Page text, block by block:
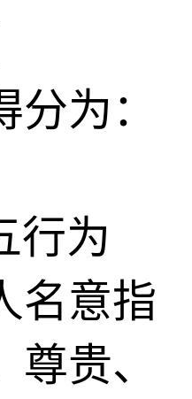
为：
行为
名意指
贵、